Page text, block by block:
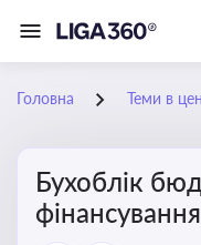
Головна Теми в
Бухоблік
фінансування